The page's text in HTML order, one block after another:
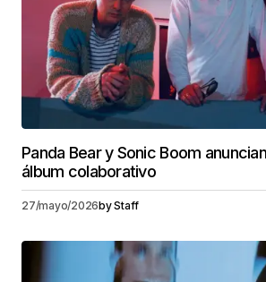
Panda Bear y Sonic Boom
álbum colaborativo
27/mayo/2026byStaff